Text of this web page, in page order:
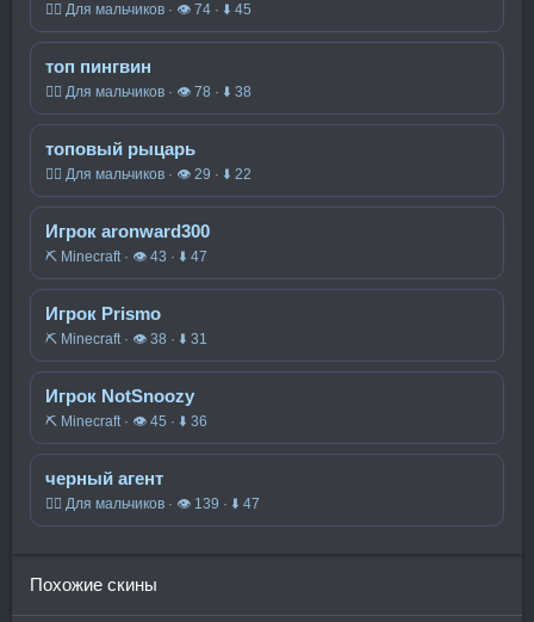
🧍‍♂️ Для мальчиков · 👁 74 · ⬇ 45
топ пингвин
🧍‍♂️ Для мальчиков · 👁 78 · ⬇ 38
топовый рыцарь
🧍‍♂️ Для мальчиков · 👁 29 · ⬇ 22
Игрок aronward300
⛏️ Minecraft · 👁 43 · ⬇ 47
Игрок Prismo
⛏️ Minecraft · 👁 38 · ⬇ 31
Игрок NotSnoozy
⛏️ Minecraft · 👁 45 · ⬇ 36
черный агент
🧍‍♂️ Для мальчиков · 👁 139 · ⬇ 47
Похожие скины